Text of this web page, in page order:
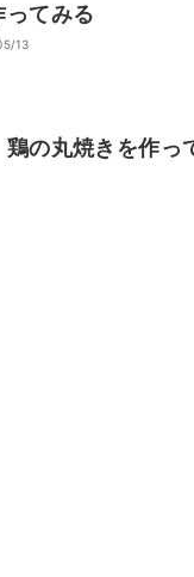
てみる
13
鶏の丸焼きを作っ